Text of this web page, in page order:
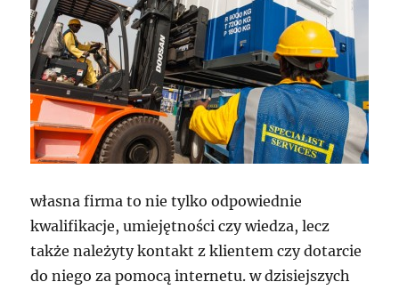
własna firma to nie tylko odpowiednie
kwalifikacje, umiejętności czy wiedza, lecz
także należyty kontakt z klientem czy dotarcie
do niego za pomocą internetu. w dzisiejszych